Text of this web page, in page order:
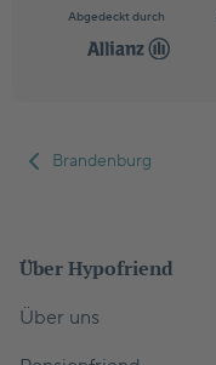
Abgedeckt durch
Brandenburg
Über Hypofriend
Über uns